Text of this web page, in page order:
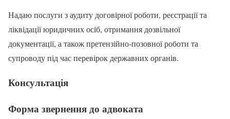
Надаю послуги з аудиту договірної роботи, реєстрації та
ліквідації юридичних осіб, отримання дозвільної
документації, а також претензійно-позовної роботи та
супроводу під час перевірок державних органів.
Консультація
Форма звернення до адвоката